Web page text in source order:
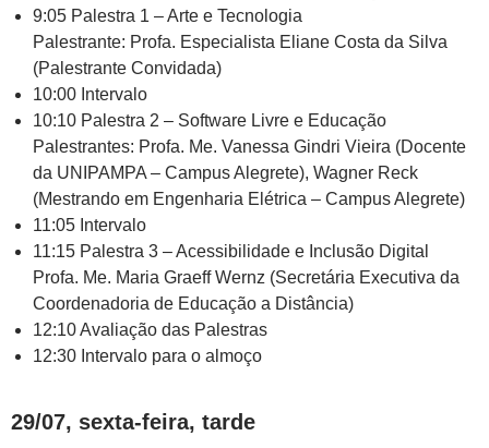
9:05 Palestra 1 – Arte e Tecnologia
Palestrante: Profa. Especialista Eliane Costa da Silva
(Palestrante Convidada)
10:00 Intervalo
10:10 Palestra 2 – Software Livre e Educação
Palestrantes: Profa. Me. Vanessa Gindri Vieira (Docente
da UNIPAMPA – Campus Alegrete), Wagner Reck
(Mestrando em Engenharia Elétrica – Campus Alegrete)
11:05 Intervalo
11:15 Palestra 3 – Acessibilidade e Inclusão Digital
Profa. Me. Maria Graeff Wernz (Secretária Executiva da
Coordenadoria de Educação a Distância)
12:10 Avaliação das Palestras
12:30 Intervalo para o almoço
29/07, sexta-feira, tarde